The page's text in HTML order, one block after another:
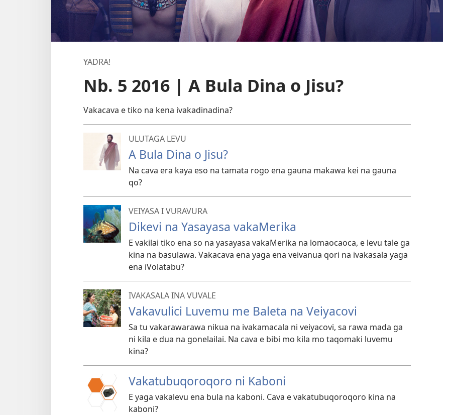
YADRA!
Nb. 5 2016 | A Bula Dina o Jisu?
Vakacava e tiko na kena ivakadinadina?
ULUTAGA LEVU
A Bula Dina o Jisu?
Na cava era kaya eso na tamata rogo ena gauna makawa kei na gauna
qo?
VEIYASA I VURAVURA
Dikevi na Yasayasa vakaMerika
E vakilai tiko ena so na yasayasa vakaMerika na lomaocaoca, e levu tale ga
kina na basulawa. Vakacava ena yaga ena veivanua qori na ivakasala yaga
ena iVolatabu?
IVAKASALA INA VUVALE
Vakavulici Luvemu me Baleta na Veiyacovi
Sa tu vakarawarawa nikua na ivakamacala ni veiyacovi, sa rawa mada ga
ni kila e dua na gonelailai. Na cava e bibi mo kila mo taqomaki luvemu
kina?
Vakatubuqoroqoro ni Kaboni
E yaga vakalevu ena bula na kaboni. Cava e vakatubuqoroqoro kina na
kaboni?